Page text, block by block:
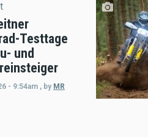
Testtage
und
- 9:54am , by MR